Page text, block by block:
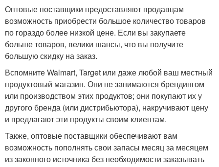
Оптовые поставщики предоставляют продавцам
возможность приобрести большое количество товаров
по гораздо более низкой цене. Если вы закупаете
больше товаров, велики шансы, что вы получите
большую скидку на заказ.
Вспомните Walmart, Target или даже любой ваш местный
продуктовый магазин. Они не занимаются брендингом
или производством этих продуктов; они покупают их у
другого бренда (или дистрибьютора), накручивают цену
и предлагают эти продукты своим клиентам.
Также, оптовые поставщики обеспечивают вам
возможность пополнять свои запасы месяц за месяцем
из законного источника без необходимости заказывать